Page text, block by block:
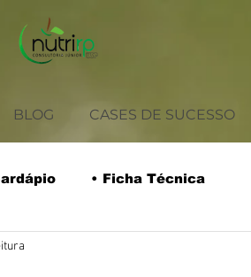
BLOG CASES DE SUCESSO
• Ficha Técnica